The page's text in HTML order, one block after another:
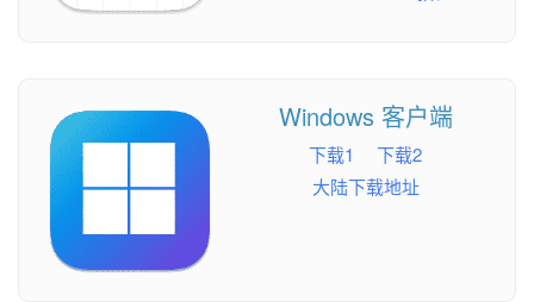
Windows 客户端
下载1
下载2
大陆下载地址